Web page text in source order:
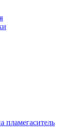
пламегаситель